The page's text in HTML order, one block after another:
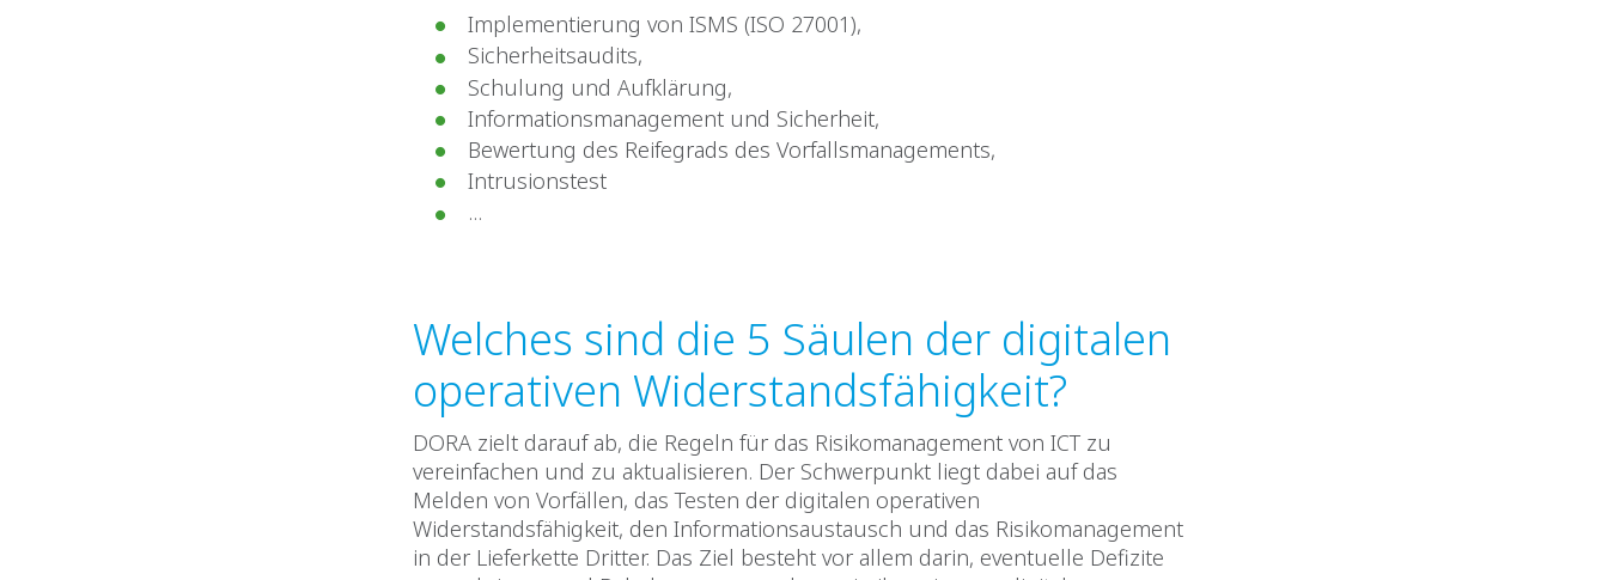
Implementierung von ISMS (ISO 27001),
Sicherheitsaudits,
Schulung und Aufklärung,
Informationsmanagement und Sicherheit,
Bewertung des Reifegrads des Vorfallsmanagements,
Intrusionstest
...
Welches sind die 5 Säulen der digitalen
operativen Widerstandsfähigkeit?
DORA zielt darauf ab, die Regeln für das Risikomanagement von ICT zu
vereinfachen und zu aktualisieren. Der Schwerpunkt liegt dabei auf das
Melden von Vorfällen, das Testen der digitalen operativen
Widerstandsfähigkeit, den Informationsaustausch und das Risikomanagement
in der Lieferkette Dritter. Das Ziel besteht vor allem darin, eventuelle Defizite